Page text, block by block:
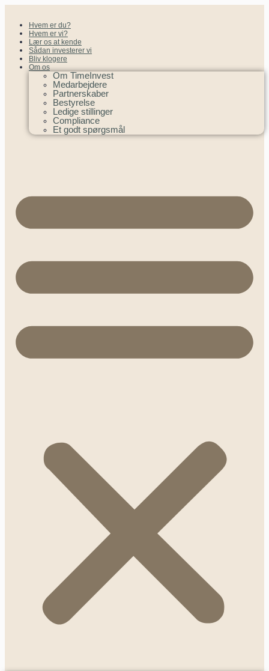
Hvem er du?
Hvem er vi?
Lær os at kende
Sådan investerer vi
Bliv klogere
Om os
Om TimeInvest
Medarbejdere
Partnerskaber
Bestyrelse
Ledige stillinger
Compliance
Et godt spørgsmål